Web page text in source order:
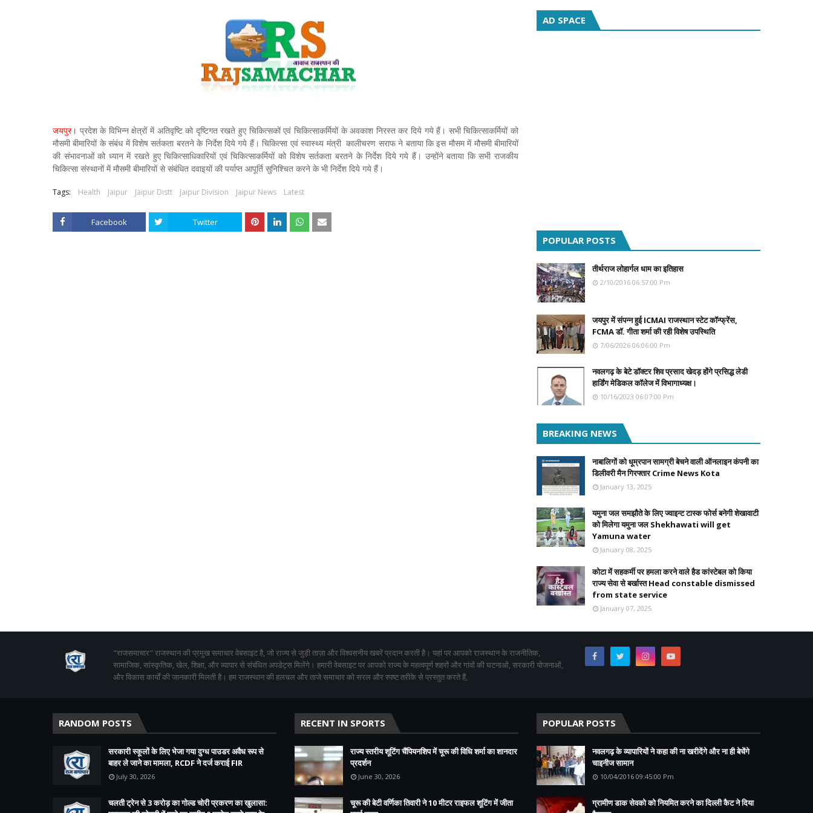
जयपुर। प्रदेश के विभिन्न क्षेत्रों में अतिवृष्टि को दृष्टिगत रखते हुए चिकित्सकों एवं चिकित्साकर्मियों के अवकाश निरस्त कर दिये गये हैं। सभी चिकित्साकर्मियों को
मौसमी बीमारियों के संबंध में विशेष सर्तकता बरतने के निर्देश दिये गये हैं। चिकित्सा एवं स्वास्थ्य मंत्री कालीचरण सराफ ने बताया कि इस मौसम में मौसमी बीमारियों
की संभावनाओं को ध्यान में रखते हुए चिकित्साधिकारियों एवं चिकित्साकर्मियों को विशेष सर्तकता बरतने के निर्देश दिये गये हैं। उन्होंने बताया कि सभी राजकीय
चिकित्सा संस्थानों में मौसमी बीमारियों से संबंधित दवाइयों की पर्याप्त आपूर्ति सुनिश्चित करने के भी निर्देश दिये गये हैं।
Tags: Health Jaipur Jaipur Distt Jaipur Division Jaipur News Latest
Facebook Twitter
AD SPACE
POPULAR POSTS
तीर्थराज लोहार्गल धाम का इतिहास
2/10/2016 06:57:00 Pm
जयपुर में संपन्न हुई ICMAI राजस्थान स्टेट कॉन्फ्रेंस,
FCMA डॉ. गीता शर्मा की रही विशेष उपस्थिति
7/06/2026 06:06:00 Pm
नवलगढ़ के बेटे डॉक्टर शिव प्रसाद खेदड़ होंगे प्रसिद्ध लेडी
हार्डिंग मेडिकल कॉलेज में विभागाध्यक्ष।
10/16/2023 06:07:00 Pm
BREAKING NEWS
नाबालिगों को धूम्रपान सामग्री बेचने वाली ऑनलाइन कंपनी का
डिलीवरी मैन गिरफ्तार Crime News Kota
January 13, 2025
यमुना जल समझौते के लिए ज्वाइन्ट टास्क फोर्स बनेगी शेखावाटी
को मिलेगा यमुना जल Shekhawati will get
Yamuna water
January 08, 2025
कोटा में सहकर्मी पर हमला करने वाले हैड कांस्टेबल को किया
राज्य सेवा से बर्खास्त Head constable dismissed
from state service
January 07, 2025
"राजसमाचार" राजस्थान की प्रमुख समाचार वेबसाइट है, जो राज्य से जुड़ी ताज़ा और विश्वसनीय खबरें प्रदान करती है। यहां पर आपको राजस्थान के राजनीतिक,
सामाजिक, सांस्कृतिक, खेल, शिक्षा, और व्यापार से संबंधित अपडेट्स मिलेंगे। हमारी वेबसाइट पर आपको राज्य के महत्वपूर्ण शहरों और गांवों की घटनाओं, सरकारी योजनाओं,
और विकास कार्यों की जानकारी मिलती है। हम राजस्थान की हलचल और ताजे समाचार को सरल और स्पष्ट तरीके से प्रस्तुत करते हैं,
RANDOM POSTS
सरकारी स्कूलों के लिए भेजा गया दुग्ध पाउडर अवैध रूप से
बाहर ले जाने का मामला, RCDF ने दर्ज कराई FIR
July 30, 2026
चलती ट्रेन से 3 करोड़ का गोल्ड चोरी प्रकरण का खुलासा:
RECENT IN SPORTS
राज्य स्तरीय शूटिंग चैंपियनशिप में चूरू की विधि शर्मा का शानदार
प्रदर्शन
June 30, 2026
चूरू की बेटी वर्णिका तिवारी ने 10 मीटर राइफल शूटिंग में जीता
POPULAR POSTS
नवलगढ़ के व्यापारियों ने कहा की ना खरीदेंगे और ना ही बेचेंगे
चाइनीज सामान
10/04/2016 09:45:00 Pm
ग्रामीण डाक सेवको को नियमित करने का दिल्ली कैट ने दिया